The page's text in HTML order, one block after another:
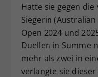
Hatte sie gegen die
Siegerin (Australian
Open 2024 und
Duellen in Summe
mehr als zwei in
verlangte sie